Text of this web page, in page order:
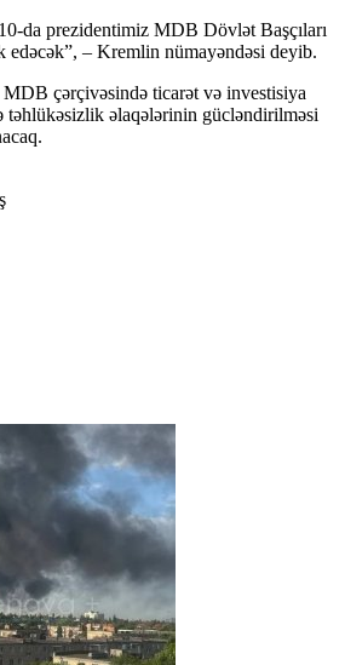
da prezidentimiz MDB Dövlət Başçıları
edəcək”, – Kremlin nümayəndəsi deyib.
çərçivəsində ticarət və investisiya
təhlükəsizlik əlaqələrinin gücləndirilməsi